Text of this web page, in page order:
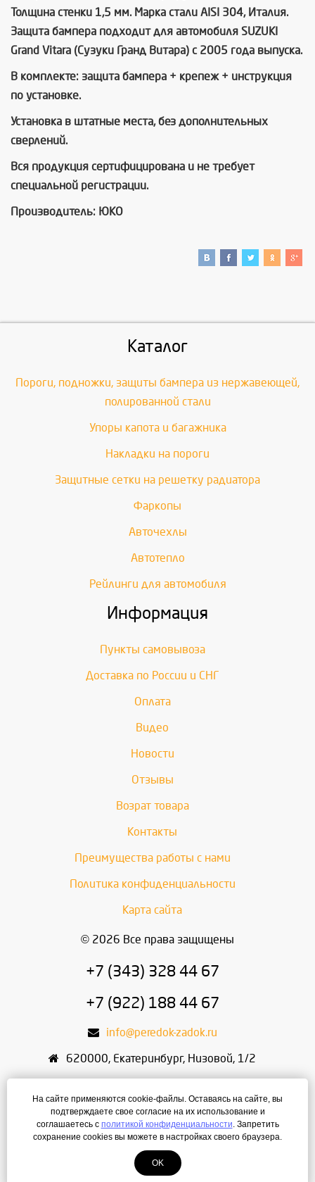
Толщина стенки 1,5 мм. Марка стали AISI 304, Италия.
Защита бампера подходит для автомобиля SUZUKI
Grand Vitara (Сузуки Гранд Витара) с 2005 года выпуска.
В комплекте: защита бампера + крепеж + инструкция
по установке.
Установка в штатные места, без дополнительных
сверлений.
Вся продукция сертифицирована и не требует
специальной регистрации.
Производитель: ЮКО
Каталог
Пороги, подножки, защиты бампера из нержавеющей,
полированной стали
Упоры капота и багажника
Накладки на пороги
Защитные сетки на решетку радиатора
Фаркопы
Авточехлы
Автотепло
Рейлинги для автомобиля
Информация
Пункты самовывоза
Доставка по России и СНГ
Оплата
Видео
Новости
Отзывы
Возрат товара
Контакты
Преимущества работы с нами
Политика конфиденциальности
Карта сайта
© 2026 Все права защищены
+7 (343) 328 44 67
+7 (922) 188 44 67
info@peredok-zadok.ru
620000, Екатеринбург, Низовой, 1/2
ИНН: 666400495321
ОГРН: 304667436400168
Создание сайта — ЛегионА
На сайте применяются cookie-файлы. Оставаясь на сайте, вы
подтверждаете свое согласие на их использование и
соглашаетесь с политикой конфиденциальности. Запретить
сохранение cookies вы можете в настройках своего браузера.
OK